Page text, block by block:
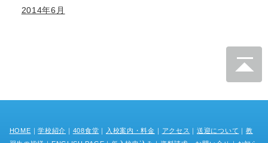
2014年6月
HOME ｜学校紹介 ｜ 408食堂 ｜ 入校案内・料金 ｜ アクセス ｜送迎について ｜ 教